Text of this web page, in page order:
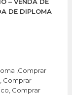
DE DIPLOMA
,Comprar
Comprar
Comprar